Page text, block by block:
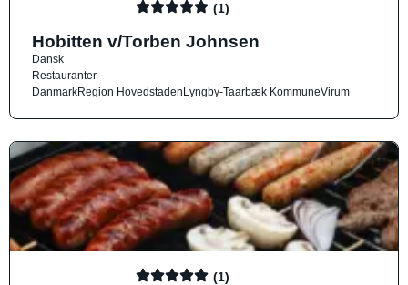
(1)
Hobitten v/Torben Johnsen
Dansk
Restauranter
DanmarkRegion HovedstadenLyngby-Taarbæk KommuneVirum
(1)